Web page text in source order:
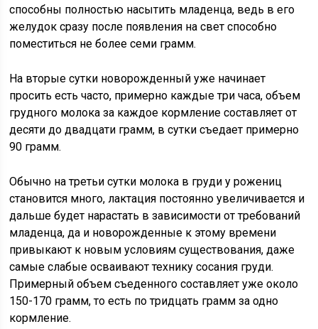
способны полностью насытить младенца, ведь в его
желудок сразу после появления на свет способно
поместиться не более семи грамм.
На вторые сутки новорожденный уже начинает
просить есть часто, примерно каждые три часа, объем
грудного молока за каждое кормление составляет от
десяти до двадцати грамм, в сутки съедает примерно
90 грамм.
Обычно на третьи сутки молока в груди у рожениц
становится много, лактация постоянно увеличивается и
дальше будет нарастать в зависимости от требований
младенца, да и новорожденные к этому времени
привыкают к новым условиям существования, даже
самые слабые осваивают технику сосания груди.
Примерный объем съеденного составляет уже около
150-170 грамм, то есть по тридцать грамм за одно
кормление.